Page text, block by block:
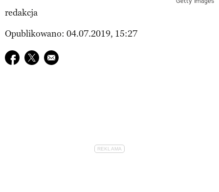
redakcja
Opublikowano: 04.07.2019, 15:27
Udostępnij na facebook
Udostępnij na twitter
E-mail do przyjaciela